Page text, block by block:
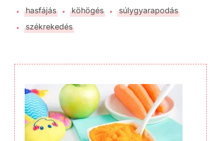
hasfájás
köhögés
súlygyarapodás
székrekedés
Post
Navigation